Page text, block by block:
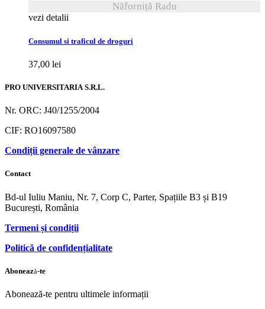
Năforniță Radu
vezi detalii
Consumul si traficul de droguri
37,00 lei
PRO UNIVERSITARIA S.R.L.
Nr. ORC: J40/1255/2004
CIF: RO16097580
Condiții generale de vânzare
Contact
Bd-ul Iuliu Maniu, Nr. 7, Corp C, Parter, Spațiile B3 și B19
București, România
Termeni și condiții
Politică de confidențialitate
Abonează-te
Abonează-te pentru ultimele informații